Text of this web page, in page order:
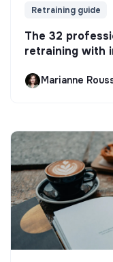
Retraining guide
The 32
retraining with
Marianne